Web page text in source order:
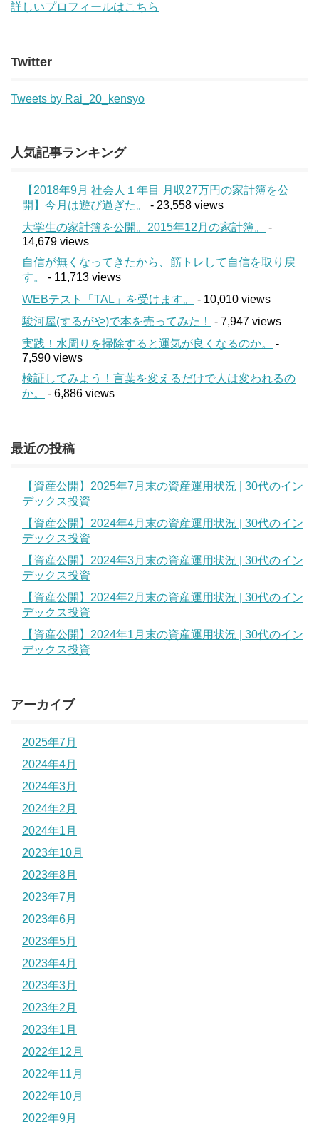
詳しいプロフィールはこちら
Twitter
Tweets by Rai_20_kensyo
人気記事ランキング
【2018年9月 社会人１年目 月収27万円の家計簿を公
開】今月は遊び過ぎた。
- 23,558 views
大学生の家計簿を公開。2015年12月の家計簿。
-
14,679 views
自信が無くなってきたから、筋トレして自信を取り戻
す。
- 11,713 views
WEBテスト「TAL」を受けます。
- 10,010 views
駿河屋(するがや)で本を売ってみた！
- 7,947 views
実践！水周りを掃除すると運気が良くなるのか。
-
7,590 views
検証してみよう！言葉を変えるだけで人は変われるの
か。
- 6,886 views
最近の投稿
【資産公開】2025年7月末の資産運用状況 | 30代のイン
デックス投資
【資産公開】2024年4月末の資産運用状況 | 30代のイン
デックス投資
【資産公開】2024年3月末の資産運用状況 | 30代のイン
デックス投資
【資産公開】2024年2月末の資産運用状況 | 30代のイン
デックス投資
【資産公開】2024年1月末の資産運用状況 | 30代のイン
デックス投資
アーカイブ
2025年7月
2024年4月
2024年3月
2024年2月
2024年1月
2023年10月
2023年8月
2023年7月
2023年6月
2023年5月
2023年4月
2023年3月
2023年2月
2023年1月
2022年12月
2022年11月
2022年10月
2022年9月